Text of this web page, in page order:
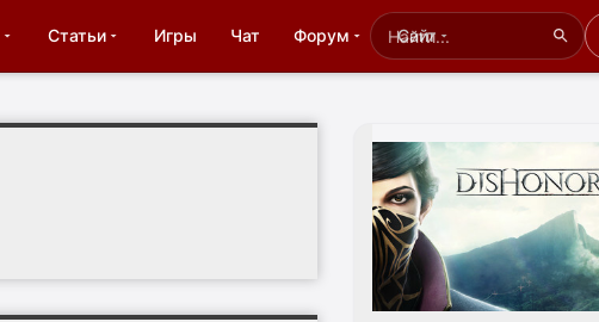
Статьи Игры Чат Форум Сайт